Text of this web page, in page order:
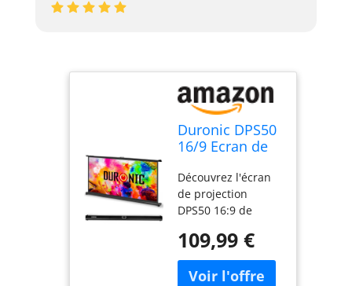
Duronic DPS50
16/9 Ecran de
Home Cinema
pour Bureau de
50 Pouces 127
cm | 111 x 62
cm | Toile pour
vidéoprojecteur
| Solution
Découvrez l'écran
de projection
DPS50 16:9 de
une installation sur
bureau ou table.
Avec des
109,99 €